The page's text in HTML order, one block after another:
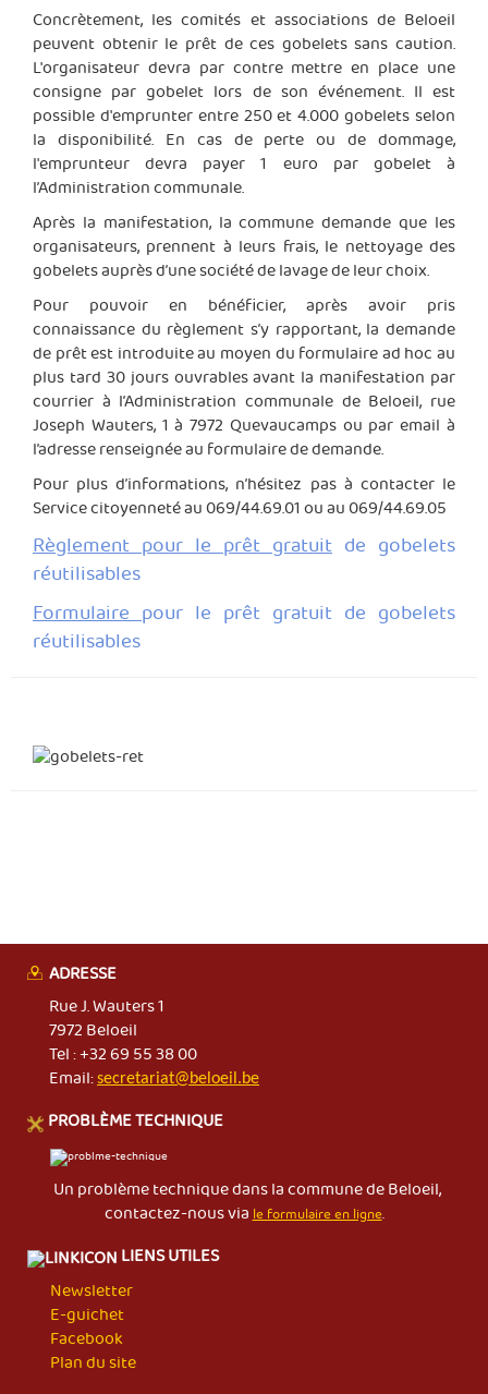
Concrètement, les comités et associations de Beloeil
peuvent obtenir le prêt de ces gobelets sans caution.
L'organisateur devra par contre mettre en place une
consigne par gobelet lors de son événement. Il est
possible d'emprunter entre 250 et 4.000 gobelets selon
la disponibilité. En cas de perte ou de dommage,
l'emprunteur devra payer 1 euro par gobelet à
l’Administration communale.
Après la manifestation, la commune demande que les
organisateurs, prennent à leurs frais, le nettoyage des
gobelets auprès d’une société de lavage de leur choix.
Pour pouvoir en bénéficier, après avoir pris
connaissance du règlement s’y rapportant, la demande
de prêt est introduite au moyen du formulaire ad hoc au
plus tard 30 jours ouvrables avant la manifestation par
courrier à l’Administration communale de Beloeil, rue
Joseph Wauters, 1 à 7972 Quevaucamps ou par email à
l’adresse renseignée au formulaire de demande.
Pour plus d’informations, n’hésitez pas à contacter le
Service citoyenneté au 069/44.69.01 ou au 069/44.69.05
Règlement pour le prêt gratuit de gobelets
réutilisables
Formulaire pour le prêt gratuit de gobelets
réutilisables
ADRESSE
Rue J. Wauters 1
7972 Beloeil
Tel : +32 69 55 38 00
Email:secretariat@beloeil.be
PROBLÈME TECHNIQUE
Un problème technique dans la commune de Beloeil,
contactez-nous viale formulaire en ligne.
LIENS UTILES
Newsletter
E-guichet
Facebook
Plan du site